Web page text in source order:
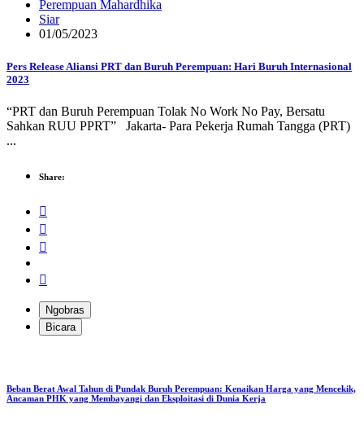
Perempuan Mahardhika
Siar
01/05/2023
Pers Release Aliansi PRT dan Buruh Perempuan: Hari Buruh Internasional
2023
“PRT dan Buruh Perempuan Tolak No Work No Pay, Bersatu
Sahkan RUU PPRT” Jakarta- Para Pekerja Rumah Tangga (PRT)
...
Share:
Ngobras
Bicara
Beban Berat Awal Tahun di Pundak Buruh Perempuan: Kenaikan Harga yang Mencekik,
Ancaman PHK yang Membayangi dan Eksploitasi di Dunia Kerja